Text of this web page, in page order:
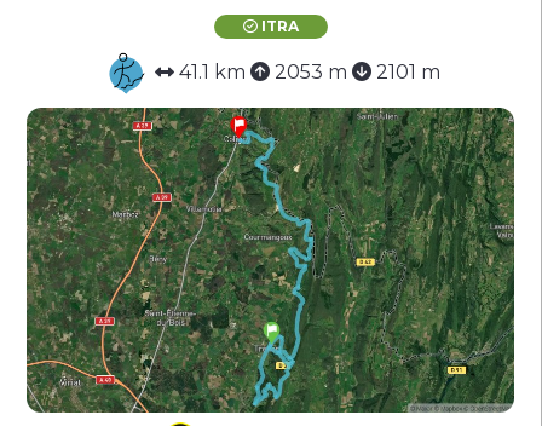
ITRA
41.1 km 2053 m 2101 m